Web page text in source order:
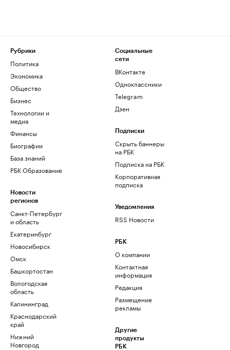
Рубрики
Политика
Экономика
Общество
Бизнес
Технологии и
медиа
Финансы
Биографии
База знаний
РБК Образование
Новости
регионов
Санкт-Петербург
и область
Екатеринбург
Новосибирск
Омск
Башкортостан
Вологодская
область
Калининград
Краснодарский
край
Нижний
Новгород
Социальные
сети
ВКонтакте
Одноклассники
Telegram
Дзен
Подписки
Скрыть баннеры
на РБК
Подписка на РБК
Корпоративная
подписка
Уведомления
RSS Новости
РБК
О компании
Контактная
информация
Редакция
Размещение
рекламы
Другие
продукты
РБК